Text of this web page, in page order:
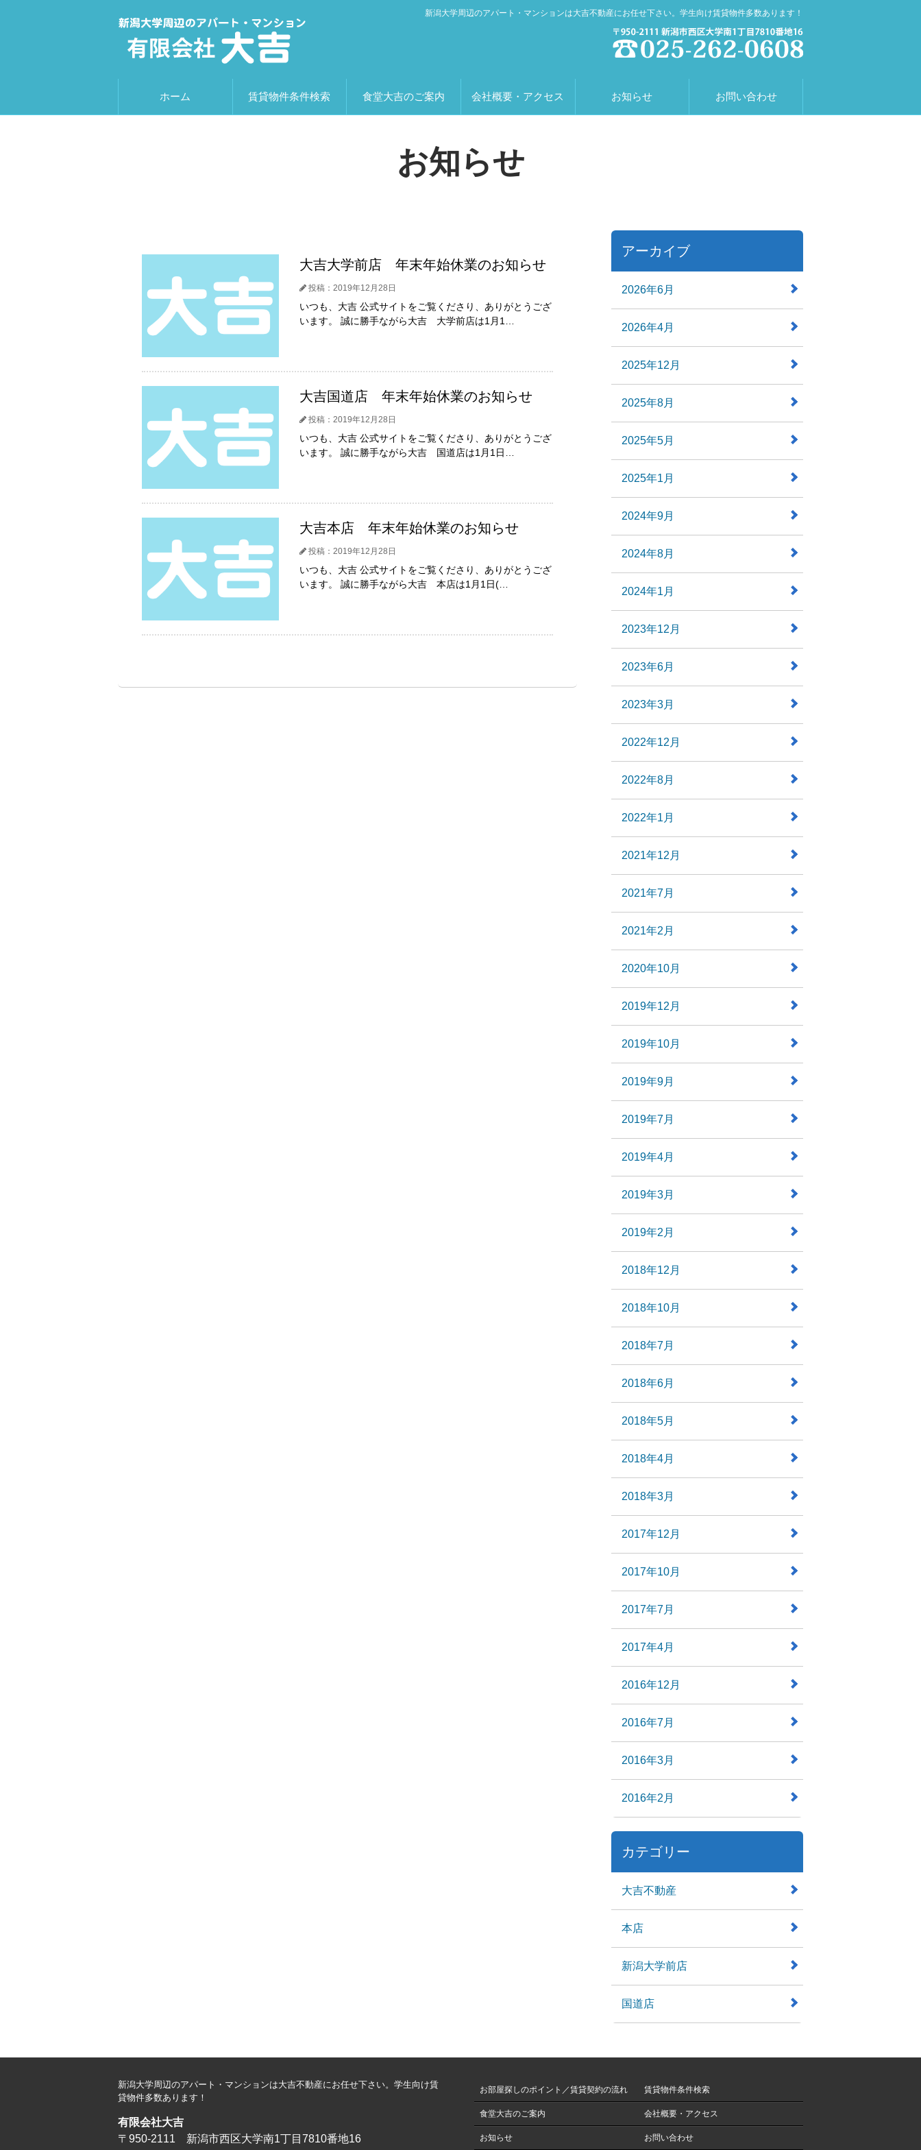
新潟大学周辺のアパート・マンションは大吉不動産にお任せ下さい。学生向け賃貸物件多数あります！
ホーム 賃貸物件条件検索 食堂大吉のご案内 会社概要・アクセス お知らせ お問い合わせ
お知らせ
大吉大学前店 年末年始休業のお知らせ
投稿：2019年12月28日
いつも、大吉 公式サイトをご覧くださり、ありがとうござ
います。 誠に勝手ながら大吉 大学前店は1月1…
大吉国道店 年末年始休業のお知らせ
投稿：2019年12月28日
いつも、大吉 公式サイトをご覧くださり、ありがとうござ
います。 誠に勝手ながら大吉 国道店は1月1日…
大吉本店 年末年始休業のお知らせ
投稿：2019年12月28日
いつも、大吉 公式サイトをご覧くださり、ありがとうござ
います。 誠に勝手ながら大吉 本店は1月1日(…
アーカイブ
2026年6月
2026年4月
2025年12月
2025年8月
2025年5月
2025年1月
2024年9月
2024年8月
2024年1月
2023年12月
2023年6月
2023年3月
2022年12月
2022年8月
2022年1月
2021年12月
2021年7月
2021年2月
2020年10月
2019年12月
2019年10月
2019年9月
2019年7月
2019年4月
2019年3月
2019年2月
2018年12月
2018年10月
2018年7月
2018年6月
2018年5月
2018年4月
2018年3月
2017年12月
2017年10月
2017年7月
2017年4月
2016年12月
2016年7月
2016年3月
2016年2月
カテゴリー
大吉不動産
本店
新潟大学前店
国道店
新潟大学周辺のアパート・マンションは大吉不動産にお任せ下さい。学生向け賃
貸物件多数あります！
有限会社大吉
〒950-2111 新潟市西区大学南1丁目7810番地16
お部屋探しのポイント／賃貸契約の流れ 賃貸物件条件検索
食堂大吉のご案内 会社概要・アクセス
お知らせ お問い合わせ